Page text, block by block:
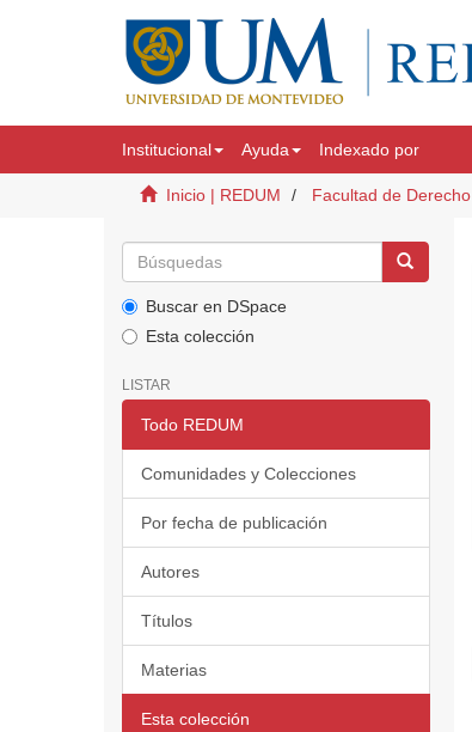
Institucional Ayuda Indexado por
Inicio | REDUM Facultad de Derecho
Buscar en DSpace
Esta colección
LISTAR
Todo REDUM
Comunidades y Colecciones
Por fecha de publicación
Autores
Títulos
Materias
Esta colección